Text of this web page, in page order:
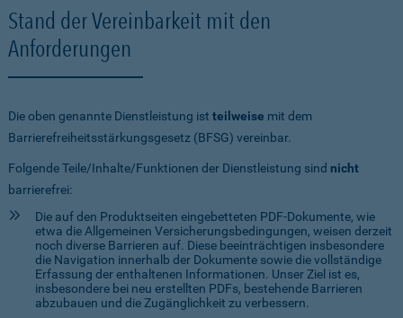
Stand der Vereinbarkeit mit den
Anforderungen
Die oben genannte Dienstleistung ist teilweise mit dem
Barrierefreiheitsstärkungsgesetz (BFSG) vereinbar.
Folgende Teile/Inhalte/Funktionen der Dienstleistung sind nicht
barrierefrei:
Die auf den Produktseiten eingebetteten PDF-Dokumente, wie
etwa die Allgemeinen Versicherungsbedingungen, weisen derzeit
noch diverse Barrieren auf. Diese beeinträchtigen insbesondere
die Navigation innerhalb der Dokumente sowie die vollständige
Erfassung der enthaltenen Informationen. Unser Ziel ist es,
insbesondere bei neu erstellten PDFs, bestehende Barrieren
abzubauen und die Zugänglichkeit zu verbessern.